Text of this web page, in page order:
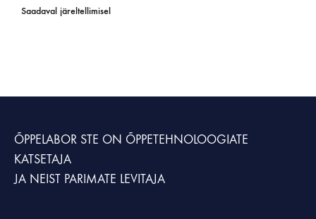
Saadaval järeltellimisel
ÕPPELABOR STE ON ÕPPETEHNOLOOGIATE
KATSETAJA
JA NEIST PARIMATE LEVITAJA